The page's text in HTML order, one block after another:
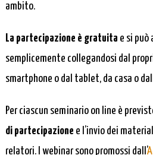
ambito.
La partecipazione è gratuita e si può
semplicemente collegandosi dal
smartphone o dal tablet, da casa o
Per ciascun seminario on line è
di partecipazione e l’invio dei
relatori. I webinar sono promossi dall’